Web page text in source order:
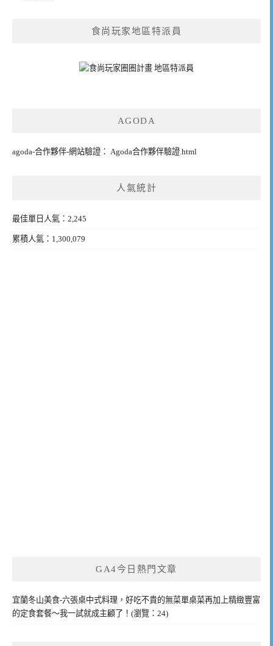
食尚玩家地區特派員
AGODA
agoda-合作夥伴-網站驗證： Agoda合作夥伴驗證.html
人氣統計
最佳單日人氣：2,245
累積人氣：1,300,079
GA4今日熱門文章
宜蘭冬山美食-六張桌中式料理，好吃不貴的無菜單桌菜再加上精緻豐富
的定食套餐～我一試就成主顧了！(瀏覽：24)